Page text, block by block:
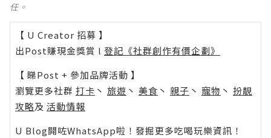
任。
【 U Creator 招募 】
出Post賺現金獎賞 l 登記《社群創作有價企劃》
【 睇Post + 參加品牌活動 】
瀏覽更多社群 打卡 丶 旅遊 丶 美食 丶 親子 丶 寵物 丶 扮靚
攻略及 活動情報
U Blog開咗WhatsApp啦！發掘更多吃喝玩樂資訊！